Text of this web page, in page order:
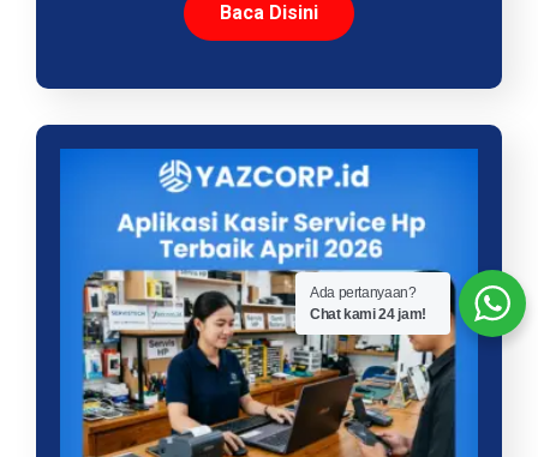
Baca Disini
Ada pertanyaan?
Chat kami 24 jam!